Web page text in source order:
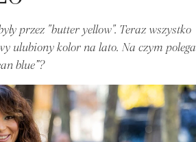
przez "butter yellow". Teraz wszystko
ulubiony kolor na lato. Na czym polega
blue”?